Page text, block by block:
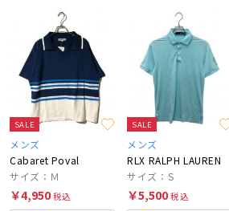
SALE
メンズ
Cabaret Poval
サイズ：Ｍ
￥4,950税込
SALE
メンズ
RLX RALPH LAUREN
サイズ：S
￥5,500税込